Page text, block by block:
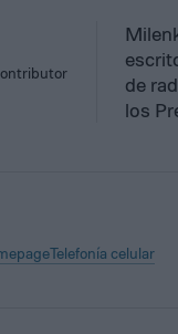
de
los
Telefonía celular